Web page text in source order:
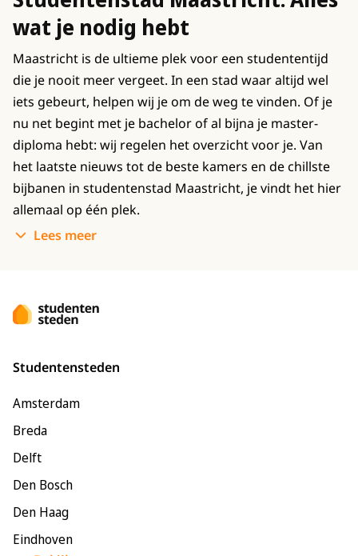
wat je nodig hebt
Maastricht is de ultieme plek voor een studententijd
die je nooit meer vergeet. In een stad waar altijd wel
iets gebeurt, helpen wij je om de weg te vinden. Of je
nu net begint met je bachelor of al bijna je master-
diploma hebt: wij regelen het overzicht voor je. Van
het laatste nieuws tot de beste kamers en de chillste
bijbanen in studentenstad Maastricht, je vindt het hier
allemaal op één plek.
Lees meer
Studentensteden
Amsterdam
Breda
Delft
Den Bosch
Den Haag
Eindhoven